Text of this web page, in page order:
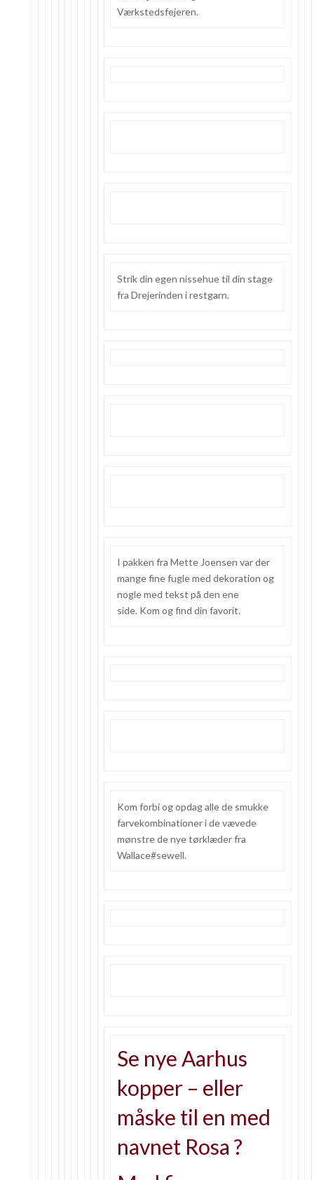
Værkstedsfejeren.
Strik din egen nissehue til din stage
fra Drejerinden i restgarn.
I pakken fra Mette Joensen var der
mange fine fugle med dekoration og
nogle med tekst på den ene
side. Kom og find din favorit.
Kom forbi og opdag alle de smukke
farvekombinationer i de vævede
mønstre de nye tørklæder fra
Wallace#sewell.
Se nye Aarhus
kopper – eller
måske til en med
navnet Rosa ?